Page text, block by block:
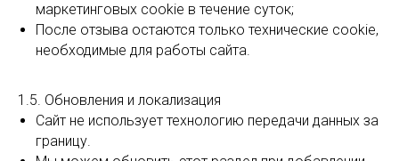
маркетинговых cookie в течение суток;
После отзыва остаются только технические cookie,
необходимые для работы сайта.
1.5. Обновления и локализация
Сайт не использует технологию передачи данных за
границу.